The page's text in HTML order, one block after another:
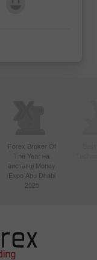
Forex Broker Of
The Year на
виставці Money
Expo Abu Dhabi
2025